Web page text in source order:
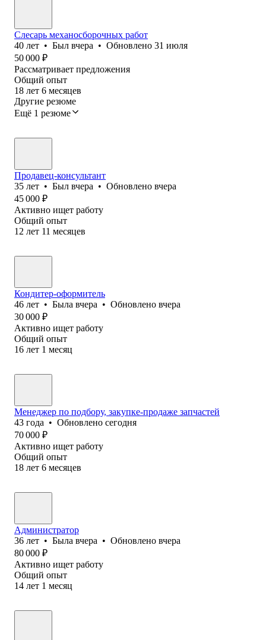
Слесарь механосборочных работ
40 лет • Был вчера • Обновлено 31 июля
50 000 ₽
Рассматривает предложения
Общий опыт
18 лет 6 месяцев
Другие резюме
Ещё 1 резюме
Продавец-консультант
35 лет • Был вчера • Обновлено вчера
45 000 ₽
Активно ищет работу
Общий опыт
12 лет 11 месяцев
Кондитер-‎оформитель
46 лет • Была вчера • Обновлено вчера
30 000 ₽
Активно ищет работу
Общий опыт
16 лет 1 месяц
Менеджер по подбору, закупке-продаже запчастей
43 года • Обновлено сегодня
70 000 ₽
Активно ищет работу
Общий опыт
18 лет 6 месяцев
Администратор
36 лет • Была вчера • Обновлено вчера
80 000 ₽
Активно ищет работу
Общий опыт
14 лет 1 месяц